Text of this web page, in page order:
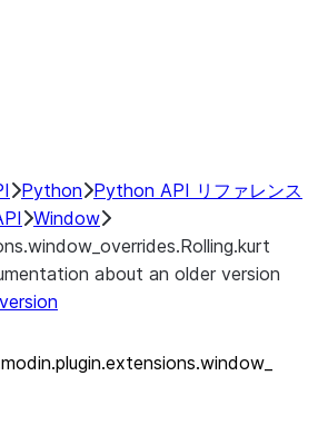
Python Python API リファレンス
Window
about an older version